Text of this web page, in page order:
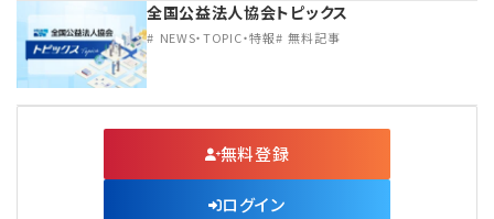
全国公益法人協会トピックス
NEWS・TOPIC・特報 無料記事
無料登録
ログイン